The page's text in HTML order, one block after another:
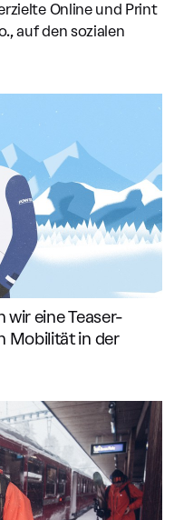
Online und Print
auf den sozialen
wir eine Teaser-
Mobilität in der